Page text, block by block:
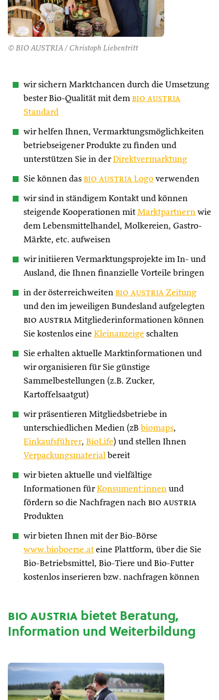
© BIO AUSTRIA / Christoph Liebentritt
wir sichern Marktchancen durch die Umsetzung
bester Bio-Qualität mit dem bio austria
Standard
wir helfen Ihnen, Vermarktungsmöglichkeiten
betriebseigener Produkte zu finden und
unterstützen Sie in derDirektvermarktung
Sie können das bio austria Logo verwenden
wir sind in ständigem Kontakt und können
steigende Kooperationen mit Marktpartnern wie
dem Lebensmittelhandel, Molkereien, Gastro-
Märkte, etc. aufweisen
wir initiieren Vermarktungsprojekte im In- und
Ausland, die Ihnen finanzielle Vorteile bringen
in der österreichweiten bio austria Zeitung
und den im jeweiligen Bundesland aufgelegten
bio austria Mitgliederinformationen können
Sie kostenlos eine Kleinanzeige schalten
Sie erhalten aktuelle Marktinformationen und
wir organisieren für Sie günstige
Sammelbestellungen (z.B. Zucker,
Kartoffelsaatgut)
wir präsentieren Mitgliedsbetriebe in
unterschiedlichen Medien (zB biomaps,
Einkaufsführer, BioLife) und stellen Ihnen
Verpackungsmaterial bereit
wir bieten aktuelle und vielfältige
Informationen fürKonsument:innen und
fördern so die Nachfragen nach bio austria
Produkten
wir bieten Ihnen mit der Bio-Börse
www.bioboerse.at eine Plattform, über die Sie
Bio-Betriebsmittel, Bio-Tiere und Bio-Futter
kostenlos inserieren bzw. nachfragen können
bio austriabietet Beratung,
Information und Weiterbildung